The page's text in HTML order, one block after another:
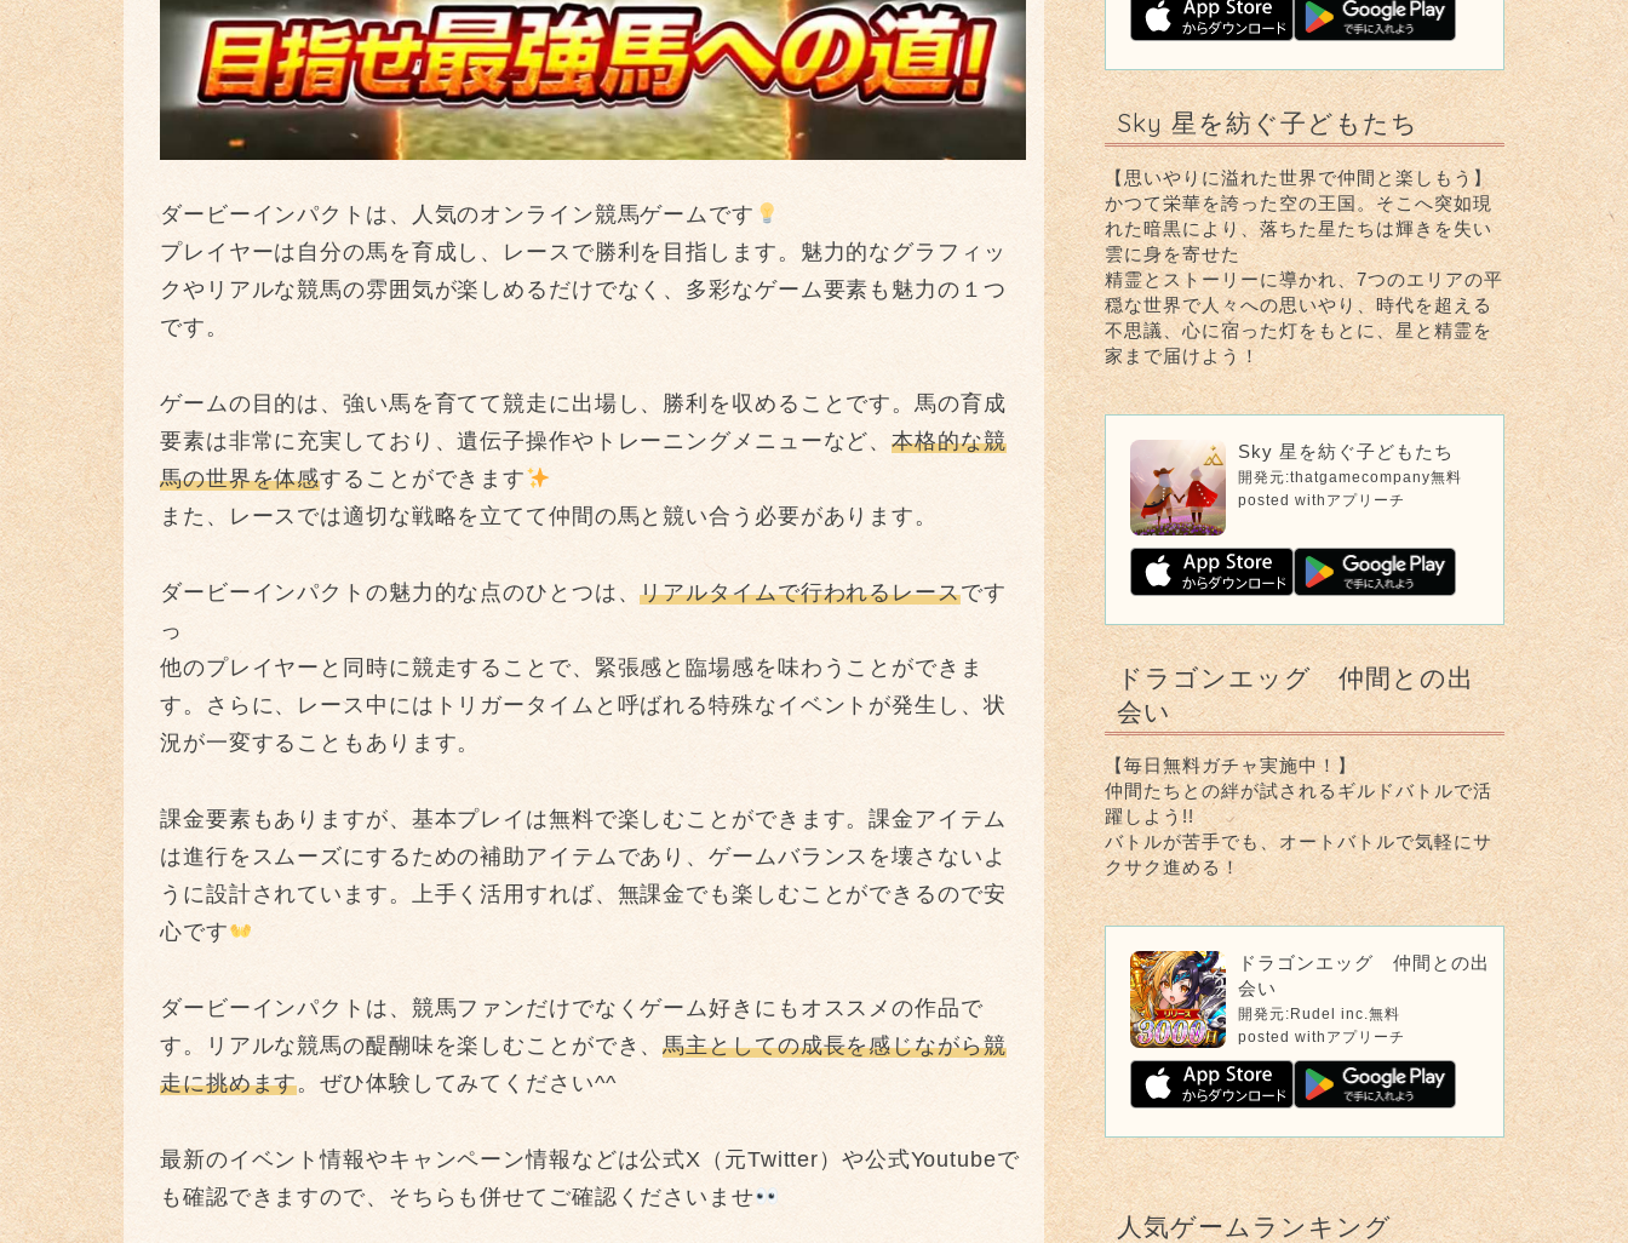
ダービーインパクトは、人気のオンライン競馬ゲームです
プレイヤーは自分の馬を育成し、レースで勝利を目指します。魅力的なグラフィッ
クやリアルな競馬の雰囲気が楽しめるだけでなく、多彩なゲーム要素も魅力の１つ
です。
ゲームの目的は、強い馬を育てて競走に出場し、勝利を収めることです。馬の育成
要素は非常に充実しており、遺伝子操作やトレーニングメニューなど、本格的な競
馬の世界を体感することができます
また、レースでは適切な戦略を立てて仲間の馬と競い合う必要があります。
ダービーインパクトの魅力的な点のひとつは、リアルタイムで行われるレースです
っ
他のプレイヤーと同時に競走することで、緊張感と臨場感を味わうことができま
す。さらに、レース中にはトリガータイムと呼ばれる特殊なイベントが発生し、状
況が一変することもあります。
課金要素もありますが、基本プレイは無料で楽しむことができます。課金アイテム
は進行をスムーズにするための補助アイテムであり、ゲームバランスを壊さないよ
うに設計されています。上手く活用すれば、無課金でも楽しむことができるので安
心です
ダービーインパクトは、競馬ファンだけでなくゲーム好きにもオススメの作品で
す。リアルな競馬の醍醐味を楽しむことができ、馬主としての成長を感じながら競
走に挑めます。ぜひ体験してみてください^^
最新のイベント情報やキャンペーン情報などは公式X（元Twitter）や公式Youtubeで
も確認できますので、そちらも併せてご確認くださいませ
Sky 星を紡ぐ子どもたち
【思いやりに溢れた世界で仲間と楽しもう】
かつて栄華を誇った空の王国。そこへ突如現
れた暗黒により、落ちた星たちは輝きを失い
雲に身を寄せた
精霊とストーリーに導かれ、7つのエリアの平
穏な世界で人々への思いやり、時代を超える
不思議、心に宿った灯をもとに、星と精霊を
家まで届けよう！
Sky 星を紡ぐ子どもたち
開発元:thatgamecompany無料
posted with アプリーチ
ドラゴンエッグ 仲間との出
会い
【毎日無料ガチャ実施中！】
仲間たちとの絆が試されるギルドバトルで活
躍しよう!!
バトルが苦手でも、オートバトルで気軽にサ
クサク進める！
ドラゴンエッグ 仲間との出
会い
開発元: Rudel inc.無料
posted with アプリーチ
人気ゲームランキング